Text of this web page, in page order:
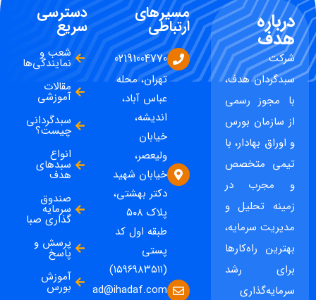
درباره
هدف
شرکت
سبدگردان هدف،
با مجوز رسمی
از سازمان بورس
و اوراق بهادار، با
تیمی متخصص
و مجرب در
زمینه تحلیل و
مدیریت سرمایه،
بهترین راه‌کارها
برای رشد
سرمایه‌گذاری
مسیرهای
ارتباطی
02191004770
تهران، محله
عباس آباد،
اندیشه،
خیابان
ولیعصر،
خیابان شهید
دکتر بهشتی،
پلاک ۵۰۸
طبقه اول کد
پستی
(۱۵۹۶۹۸۳۵۱۱)
ad@ihadaf.com
دسترسی
سریع
شعب و
نمایندگی‌ها
مقالات
آموزشی
سبدگردانی
چیست؟
انواع
سبدهای
هدف
صندوق
سرمایه
گذاری صبا
پرسش و
پاسخ
آموزش
بورس